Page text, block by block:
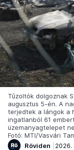
Tűzoltók dolgoznak
augusztus 5-én. A
terjedtek a lángok a
ingatlanból 61
üzemanyagtelepet
Fotó: MTI/Vasvári
Röviden
2026.